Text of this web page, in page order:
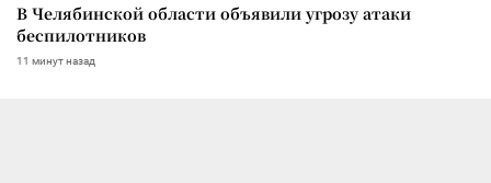
В Челябинской области объявили угрозу атаки
беспилотников
11 минут назад